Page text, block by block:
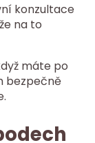
konzultace
na to
máte po
bezpečně